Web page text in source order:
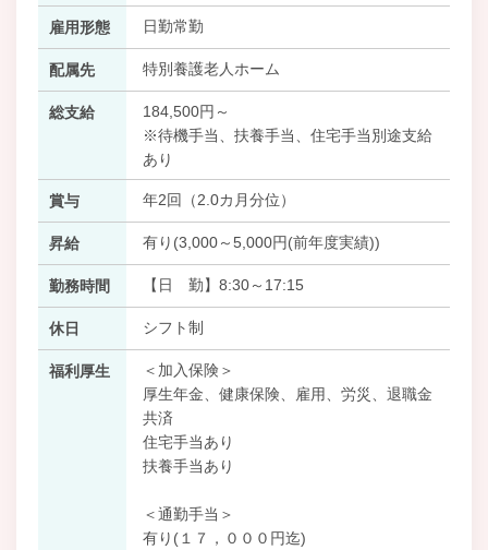
雇用形態 日勤常勤
配属先 特別養護老人ホーム
総支給
184,500円～
※待機手当、扶養手当、住宅手当別途支給
あり
賞与 年2回（2.0カ月分位）
昇給 有り(3,000～5,000円(前年度実績))
勤務時間 【日 勤】8:30～17:15
休日 シフト制
福利厚生
＜加入保険＞
厚生年金、健康保険、雇用、労災、退職金
共済
住宅手当あり
扶養手当あり
＜通勤手当＞
有り(１７，０００円迄)